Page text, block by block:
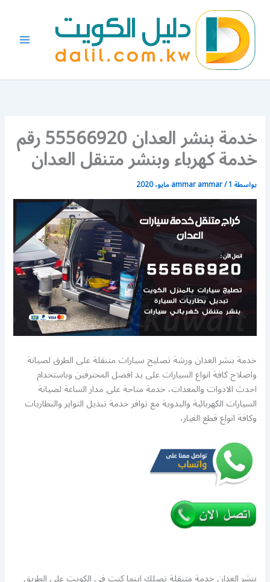
المحتوى
خدمة بنشر العدان 55566920 رقم
خدمة كهرباء وبنشر متنقل العدان
بواسطة ammar ammar/1 مايو، 2020
خدمة بنشر العدان ورشة تصليح سيارات متنقلة على الطرق لصيانة
واصلاح كافة انواع السيارات على يد افضل المحترفين وباستخدام
احدث الادوات والمعدات، خدمة متاحة على مدار الساعة لصيانة
السيارات الكهربائية واليدوية مع توافر خدمة تبديل التواير والبطاريات
وكافة انواع قطع الغيار،